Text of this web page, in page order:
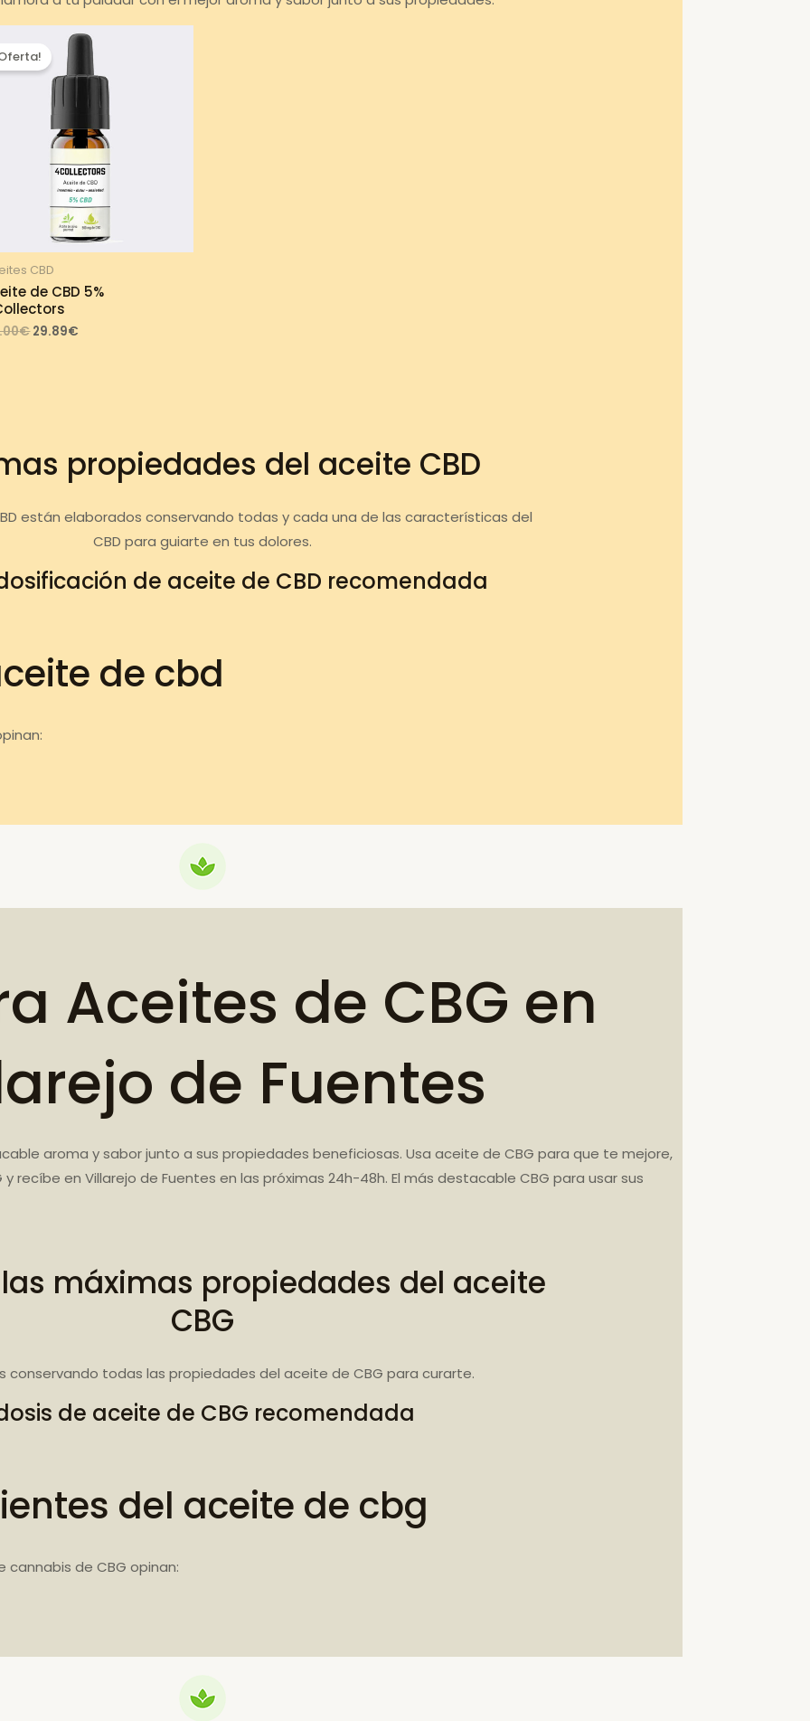
CBD
de CBD 5%
€Original
29.89€
propiedades del aceite CBD
están elaborados conservando todas y cada una de las características del
CBD para guiarte en tus dolores.
de aceite de CBD recomendada
de cbd
Aceites de CBG en
de Fuentes
aroma y sabor junto a sus propiedades beneficiosas. Usa aceite de CBG para que te mejore,
recíbe en Villarejo de Fuentes en las próximas 24h-48h. El más destacable CBG para usar sus
máximas propiedades del aceite
CBG
conservando todas las propiedades del aceite de CBG para curarte.
de aceite de CBG recomendada
del aceite de cbg
de CBG opinan: